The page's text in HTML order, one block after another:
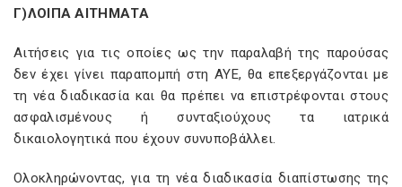
Γ)ΛΟΙΠΑ ΑΙΤΗΜΑΤΑ
Αιτήσεις για τις οποίες ως την παραλαβή της παρούσας
δεν έχει γίνει παραπομπή στη ΑΥΕ, θα επεξεργάζονται με
τη νέα διαδικασία και θα πρέπει να επιστρέφονται στους
ασφαλισμένους ή συνταξιούχους τα ιατρικά
δικαιολογητικά που έχουν συνυποβάλλει.
Ολοκληρώνοντας, για τη νέα διαδικασία διαπίστωσης της